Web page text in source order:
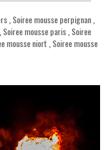
, Soiree mousse perpignan,
Soiree mousse paris Soiree
mousse niort Soiree mousse